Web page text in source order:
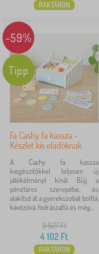
ELSŐ PERCES 2023
8
Kedvezmény
480
újdonság
Tipp
60
RAKTÁRON
-59%
Tipp
Fa Cashy fa kassza -
Készlet kis eladóknak
A Cashy fa kassza
kiegészítőkkel teljesen új
játékélményt kínál. Bújj a
pénztáros szerepébe, és
alakítsd át a gyerekszobát bolttá,
kávézóvá, fodrászattá és még...
9 927Ft
4 102 Ft
RAKTÁRON